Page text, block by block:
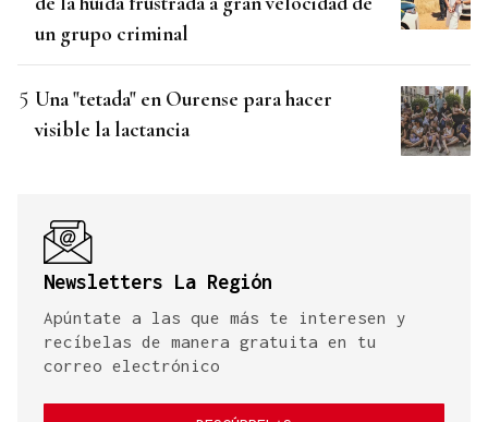
un grupo criminal
Una "tetada" en Ourense para hacer
visible la lactancia
Newsletters La Región
Apúntate a las que más te interesen y
recíbelas de manera gratuita en tu
correo electrónico